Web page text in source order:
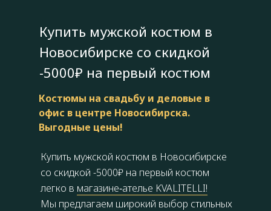
Купить мужской костюм в
Новосибирске со скидкой
-5000₽ на первый костюм
Купить мужской костюм в Новосибирске
со скидкой -5000₽ на первый костюм
легко в магазине‑ателье KVALITELLI!
Мы предлагаем широкий выбор стильных
Костюмы на свадьбу и деловые в
офис в центре Новосибирска.
Выгодные цены!